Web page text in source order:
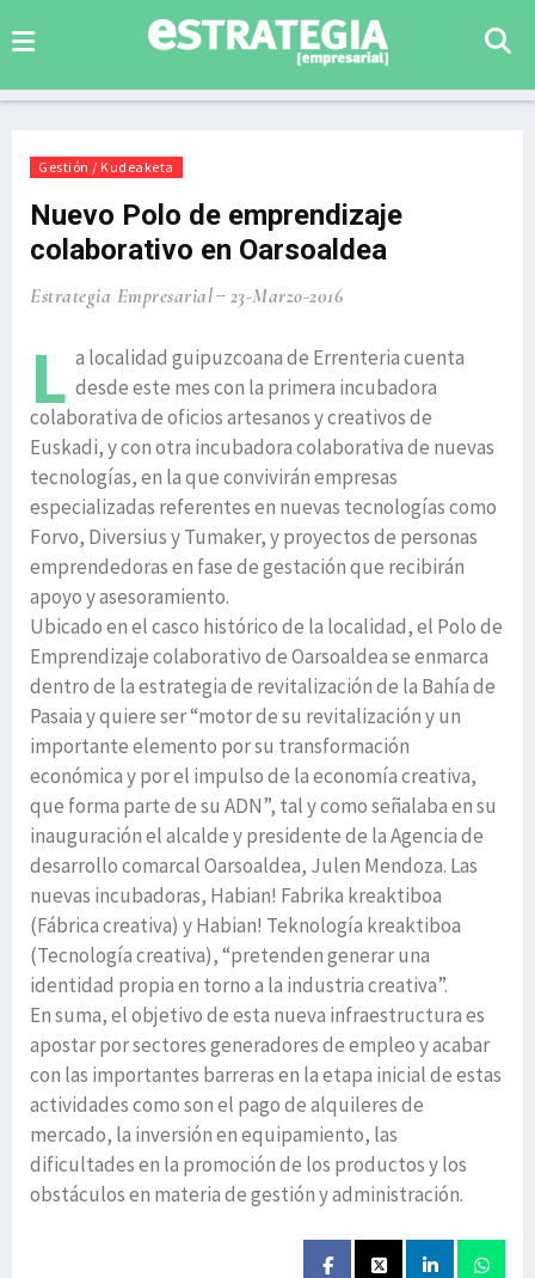
Gestión / Kudeaketa
Nuevo Polo de emprendizaje
colaborativo en Oarsoaldea
Estrategia Empresarial 23-Marzo-2016
L a localidad guipuzcoana de Errenteria cuenta
desde este mes con la primera incubadora
colaborativa de oficios artesanos y creativos de
Euskadi, y con otra incubadora colaborativa de nuevas
tecnologías, en la que convivirán empresas
especializadas referentes en nuevas tecnologías como
Forvo, Diversius y Tumaker, y proyectos de personas
emprendedoras en fase de gestación que recibirán
apoyo y asesoramiento.
Ubicado en el casco histórico de la localidad, el Polo de
Emprendizaje colaborativo de Oarsoaldea se enmarca
dentro de la estrategia de revitalización de la Bahía de
Pasaia y quiere ser “motor de su revitalización y un
importante elemento por su transformación
económica y por el impulso de la economía creativa,
que forma parte de su ADN”, tal y como señalaba en su
inauguración el alcalde y presidente de la Agencia de
desarrollo comarcal Oarsoaldea, Julen Mendoza. Las
nuevas incubadoras, Habian! Fabrika kreaktiboa
(Fábrica creativa) y Habian! Teknología kreaktiboa
(Tecnología creativa), “pretenden generar una
identidad propia en torno a la industria creativa”.
En suma, el objetivo de esta nueva infraestructura es
apostar por sectores generadores de empleo y acabar
con las importantes barreras en la etapa inicial de estas
actividades como son el pago de alquileres de
mercado, la inversión en equipamiento, las
dificultades en la promoción de los productos y los
obstáculos en materia de gestión y administración.